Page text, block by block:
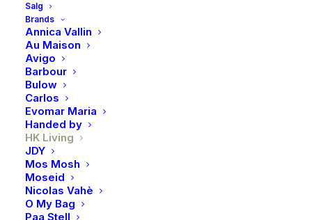
Salg
Brands
Annica Vallin
Au Maison
Avigo
Barbour
Bulow
Carlos
Evomar Maria
Handed by
HK Living
JDY
Mos Mosh
Moseid
Nicolas Vahè
O My Bag
Paa Stell
inspirasjon fra flere tiår med kunst – tenk popkunst,
surrealisme, ekspresjonisme og abstrakte former.
Hver gjenstand kombinerer dristige overflater og
teksturerte glasurer for et uttrykk som føles både
gjennomtenkt og kreativt.
Litt større, litt roligere. Med en kapasitet på 425 ml gir
dette kruset teen (eller kaffen) plass til å puste –
perfekt for lengre øyeblikk og større slurker.
Utsolgt